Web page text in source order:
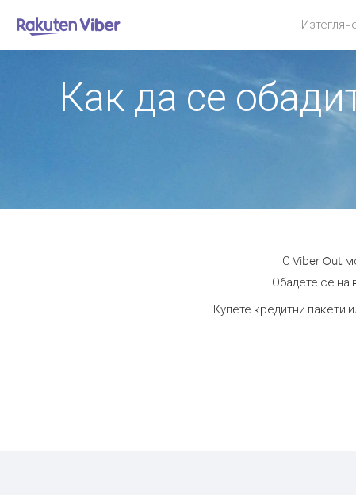
Как да се
С Viber Out
Обадете се на
Купете кредитни пакети